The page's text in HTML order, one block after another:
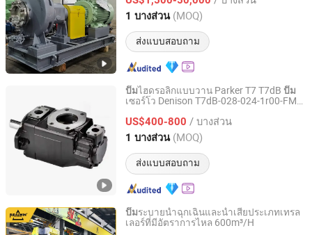
1 บางส่วน (MOQ)
ส่งแบบสอบถาม
Jiangsu, China อัตราจาก 2018
ปั๊มไฮดรอลิกแบบวาน Parker T7 T7dB ปั๊ม
เซอร์โว Denison T7dB-028-024-1r00-FM
1r00-M537
US$400-800 / บางส่วน
1 บางส่วน (MOQ)
ส่งแบบสอบถาม
Changzhou Bejery Machinery Co., Ltd.
Jiangsu, China อัตราจาก 2025
ปั๊มระบายน้ำฉุกเฉินและน้ำเสียประเภทเทรล
เลอร์ที่มีอัตราการไหล 600m³/H
Jiangsu Ruiying Machinery Manufacture Co., Ltd.